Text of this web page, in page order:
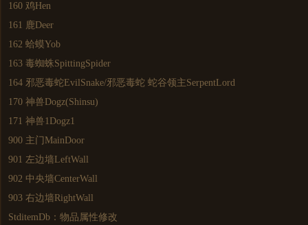
160 鸡Hen
161 鹿Deer
162 蛤蟆Yob
163 毒蜘蛛SpittingSpider
164 邪恶毒蛇EvilSnake/邪恶毒蛇 蛇谷领主SerpentLord
170 神兽Dogz(Shinsu)
171 神兽1Dogz1
900 主门MainDoor
901 左边墙LeftWall
902 中央墙CenterWall
903 右边墙RightWall
StditemDb：物品属性修改